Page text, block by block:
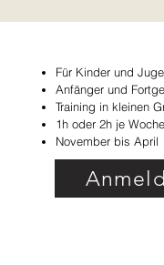
Für Kinder und
Anfänger und
Training in kleinen
1h oder 2h je Woche​
November bis April